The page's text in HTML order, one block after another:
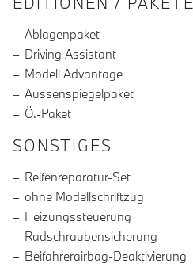
Ablagenpaket
Driving Assistant
Modell Advantage
Aussenspiegelpaket
Ö.-Paket
SONSTIGES
Reifenreparatur-Set
ohne Modellschriftzug
Heizungssteuerung
Radschraubensicherung
Beifahrerairbag-Deaktivierung